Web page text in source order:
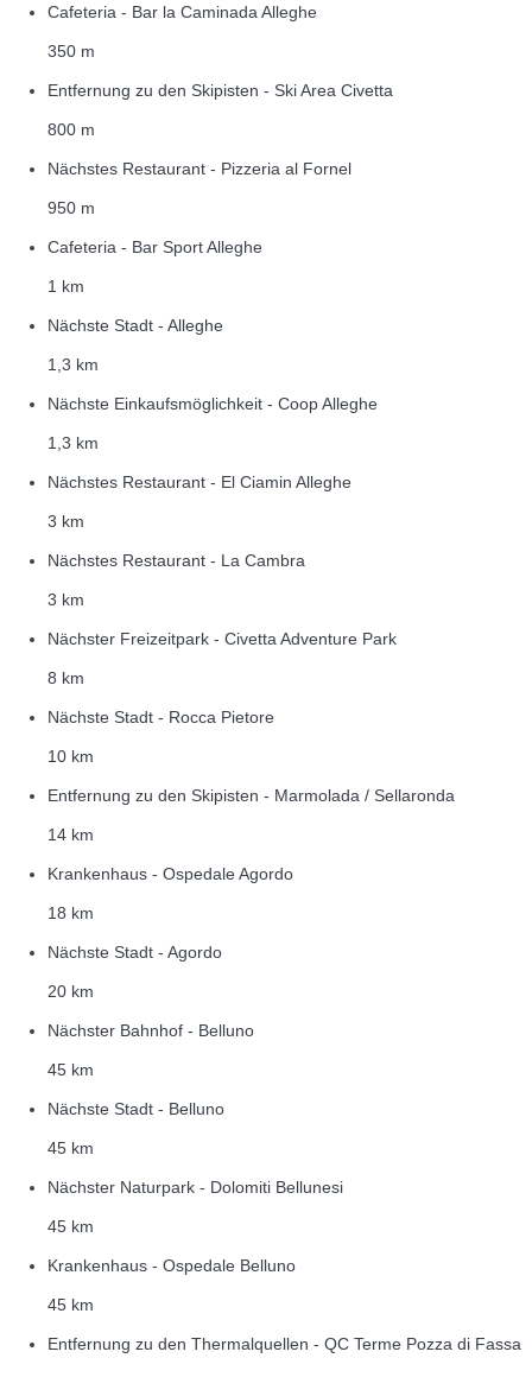
Cafeteria - Bar la Caminada Alleghe
350 m
Entfernung zu den Skipisten - Ski Area Civetta
800 m
Nächstes Restaurant - Pizzeria al Fornel
950 m
Cafeteria - Bar Sport Alleghe
1 km
Nächste Stadt - Alleghe
1,3 km
Nächste Einkaufsmöglichkeit - Coop Alleghe
1,3 km
Nächstes Restaurant - El Ciamin Alleghe
3 km
Nächstes Restaurant - La Cambra
3 km
Nächster Freizeitpark - Civetta Adventure Park
8 km
Nächste Stadt - Rocca Pietore
10 km
Entfernung zu den Skipisten - Marmolada / Sellaronda
14 km
Krankenhaus - Ospedale Agordo
18 km
Nächste Stadt - Agordo
20 km
Nächster Bahnhof - Belluno
45 km
Nächste Stadt - Belluno
45 km
Nächster Naturpark - Dolomiti Bellunesi
45 km
Krankenhaus - Ospedale Belluno
45 km
Entfernung zu den Thermalquellen - QC Terme Pozza di Fassa